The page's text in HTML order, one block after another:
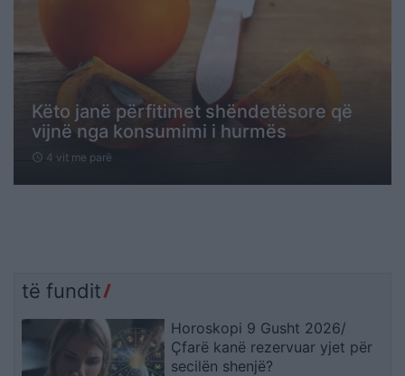
Këto janë përfitimet shëndetësore që
vijnë nga konsumimi i hurmës
schedule 4 vit me parë
të fundit
Horoskopi 9 Gusht 2026/
Çfarë kanë rezervuar yjet për
secilën shenjë?